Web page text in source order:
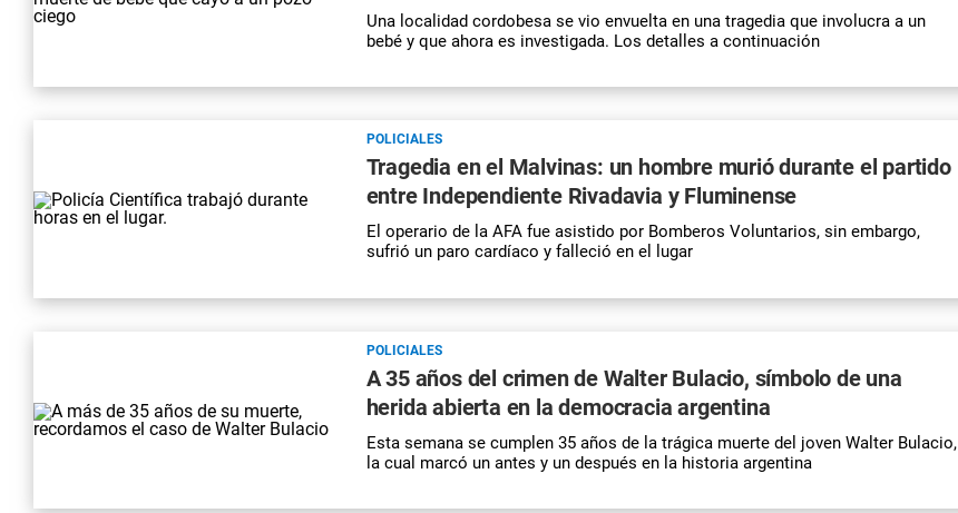
Una localidad cordobesa se vio envuelta en una tragedia que involucra a un
bebé y que ahora es investigada. Los detalles a continuación
POLICIALES
Tragedia en el Malvinas: un hombre murió durante el partido
entre Independiente Rivadavia y Fluminense
El operario de la AFA fue asistido por Bomberos Voluntarios, sin embargo,
sufrió un paro cardíaco y falleció en el lugar
POLICIALES
A 35 años del crimen de Walter Bulacio, símbolo de una
herida abierta en la democracia argentina
Esta semana se cumplen 35 años de la trágica muerte del joven Walter Bulacio,
la cual marcó un antes y un después en la historia argentina